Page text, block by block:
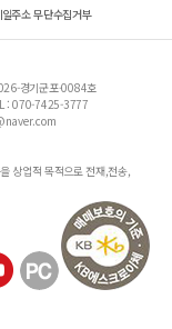
주소 무단수집거부
경기군포-0084호
: 070-7425-3777
상업적 목적으로 전재,전송,